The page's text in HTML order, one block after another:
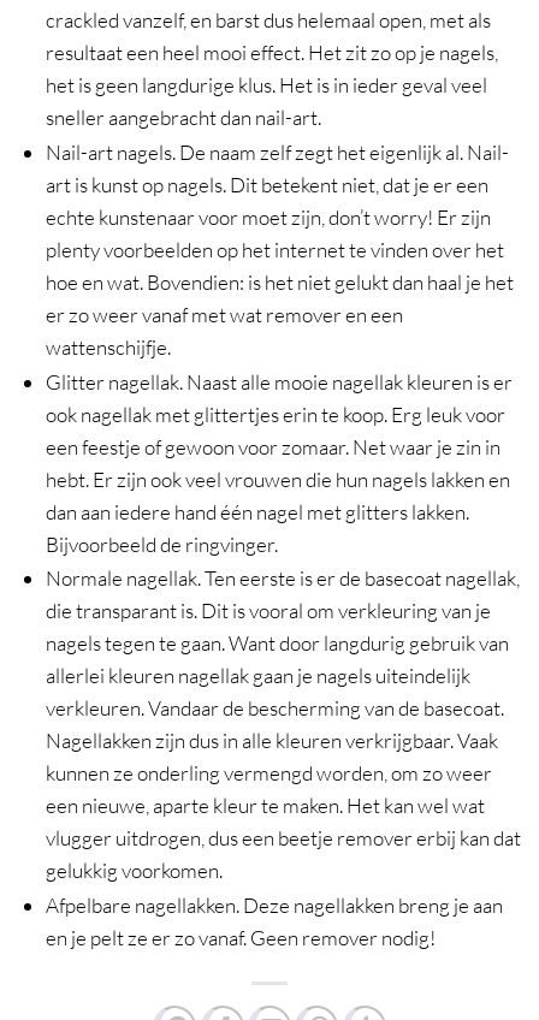
crackled vanzelf, en barst dus helemaal open, met als
resultaat een heel mooi effect. Het zit zo op je nagels,
het is geen langdurige klus. Het is in ieder geval veel
sneller aangebracht dan nail-art.
Nail-art nagels. De naam zelf zegt het eigenlijk al. Nail-
art is kunst op nagels. Dit betekent niet, dat je er een
echte kunstenaar voor moet zijn, don’t worry! Er zijn
plenty voorbeelden op het internet te vinden over het
hoe en wat. Bovendien: is het niet gelukt dan haal je het
er zo weer vanaf met wat remover en een
wattenschijfje.
Glitter nagellak. Naast alle mooie nagellak kleuren is er
ook nagellak met glittertjes erin te koop. Erg leuk voor
een feestje of gewoon voor zomaar. Net waar je zin in
hebt. Er zijn ook veel vrouwen die hun nagels lakken en
dan aan iedere hand één nagel met glitters lakken.
Bijvoorbeeld de ringvinger.
Normale nagellak. Ten eerste is er de basecoat nagellak,
die transparant is. Dit is vooral om verkleuring van je
nagels tegen te gaan. Want door langdurig gebruik van
allerlei kleuren nagellak gaan je nagels uiteindelijk
verkleuren. Vandaar de bescherming van de basecoat.
Nagellakken zijn dus in alle kleuren verkrijgbaar. Vaak
kunnen ze onderling vermengd worden, om zo weer
een nieuwe, aparte kleur te maken. Het kan wel wat
vlugger uitdrogen, dus een beetje remover erbij kan dat
gelukkig voorkomen.
Afpelbare nagellakken. Deze nagellakken breng je aan
en je pelt ze er zo vanaf. Geen remover nodig!